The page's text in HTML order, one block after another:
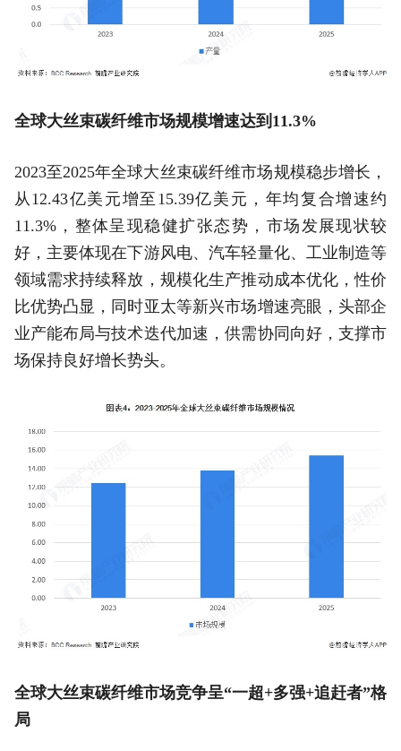
全球大丝束碳纤维市场规模增速达到11.3%
2023至2025年全球大丝束碳纤维市场规模稳步增长，
从12.43亿美元增至15.39亿美元，年均复合增速约
11.3%，整体呈现稳健扩张态势，市场发展现状较
好，主要体现在下游风电、汽车轻量化、工业制造等
领域需求持续释放，规模化生产推动成本优化，性价
比优势凸显，同时亚太等新兴市场增速亮眼，头部企
业产能布局与技术迭代加速，供需协同向好，支撑市
场保持良好增长势头。
全球大丝束碳纤维市场竞争呈“一超+多强+追赶者”格
局